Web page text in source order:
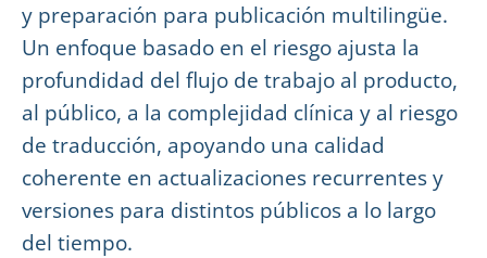
y preparación para publicación multilingüe.
Un enfoque basado en el riesgo ajusta la
profundidad del flujo de trabajo al producto,
al público, a la complejidad clínica y al riesgo
de traducción, apoyando una calidad
coherente en actualizaciones recurrentes y
versiones para distintos públicos a lo largo
del tiempo.